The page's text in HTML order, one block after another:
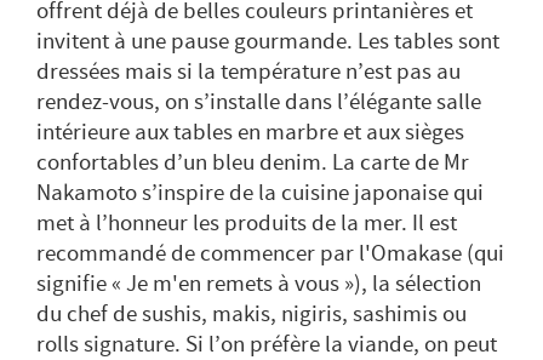
offrent déjà de belles couleurs printanières et
invitent à une pause gourmande. Les tables sont
dressées mais si la température n’est pas au
rendez-vous, on s’installe dans l’élégante salle
intérieure aux tables en marbre et aux sièges
confortables d’un bleu denim. La carte de Mr
Nakamoto s’inspire de la cuisine japonaise qui
met à l’honneur les produits de la mer. Il est
recommandé de commencer par l'Omakase (qui
signifie « Je m'en remets à vous »), la sélection
du chef de sushis, makis, nigiris, sashimis ou
rolls signature. Si l’on préfère la viande, on peut